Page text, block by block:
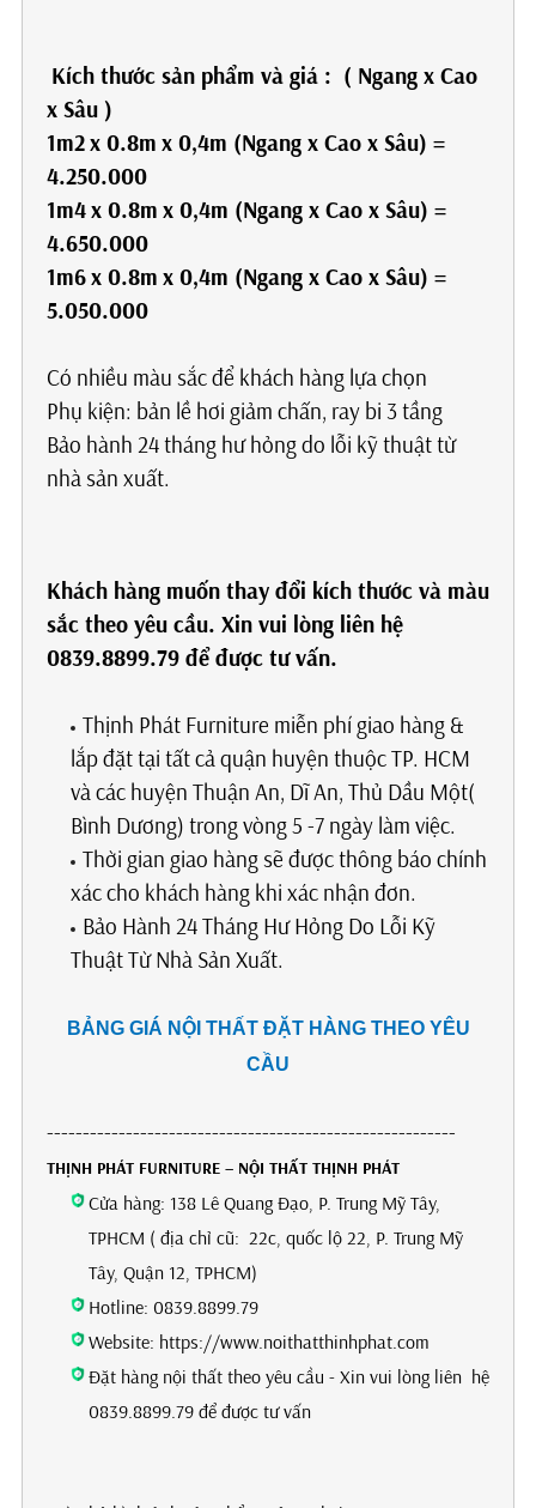
Kích thước sản phẩm và giá: ( Ngang x Cao
x Sâu )
1m2x 0.8m x 0,4m (Ngang x Cao x Sâu) =
4.250.000
1m4x 0.8m x 0,4m (Ngang x Cao x Sâu) =
4.650.000
1m6x 0.8m x 0,4m (Ngang x Cao x Sâu) =
5.050.000
Có nhiều màu sắc để khách hàng lựa chọn
Phụ kiện: bản lề hơi giảm chấn, ray bi 3 tầng
Bảo hành 24 tháng hư hỏng do lỗi kỹ thuật từ
nhà sản xuất.
Khách hàng muốn thay đổi kích thước và màu
sắc theo yêu cầu. Xin vui lòng liên hệ
0839.8899.79 để được tư vấn.
Thịnh Phát Furniture miễn phí giao hàng &
lắp đặt tại tất cả quận huyện thuộc TP. HCM
và các huyện Thuận An, Dĩ An, Thủ Dầu Một(
Bình Dương) trong vòng 5 -7 ngày làm việc.
Thời gian giao hàng sẽ được thông báo chính
xác cho khách hàng khi xác nhận đơn.
Bảo Hành 24 Tháng Hư Hỏng Do Lỗi Kỹ
Thuật Từ Nhà Sản Xuất.
BẢNG GIÁ NỘI THẤT ĐẶT HÀNG THEO YÊU
CẦU
---------------------------------------------------------
THỊNH PHÁT FURNITURE – NỘI THẤT THỊNH PHÁT
Cửa hàng: 138 Lê Quang Đạo, P. Trung Mỹ Tây,
TPHCM ( địa chỉ cũ: 22c, quốc lộ 22, P. Trung Mỹ
Tây, Quận 12, TPHCM)
Hotline: 0839.8899.79
Website: https://www.noithatthinhphat.com
Đặt hàng nội thất theo yêu cầu - Xin vui lòng liên hệ
0839.8899.79 để được tư vấn